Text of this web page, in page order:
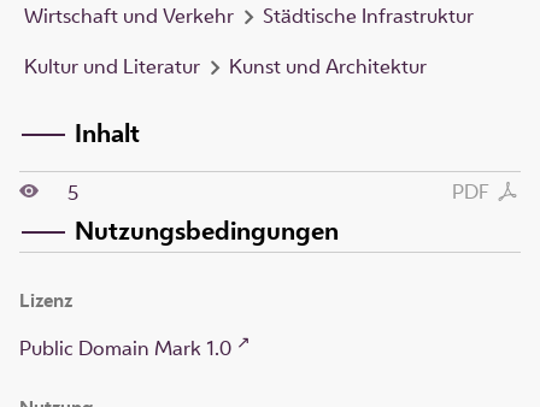
Wirtschaft und Verkehr
Städtische Infrastruktur
Kultur und Literatur
Kunst und Architektur
Inhalt
PDF
5
Nutzungsbedingungen
Lizenz
Public Domain Mark 1.0